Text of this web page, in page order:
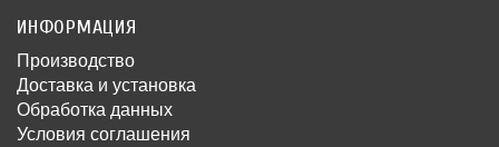
ИНФОРМАЦИЯ
Производство
Доставка и установка
Обработка данных
Условия соглашения